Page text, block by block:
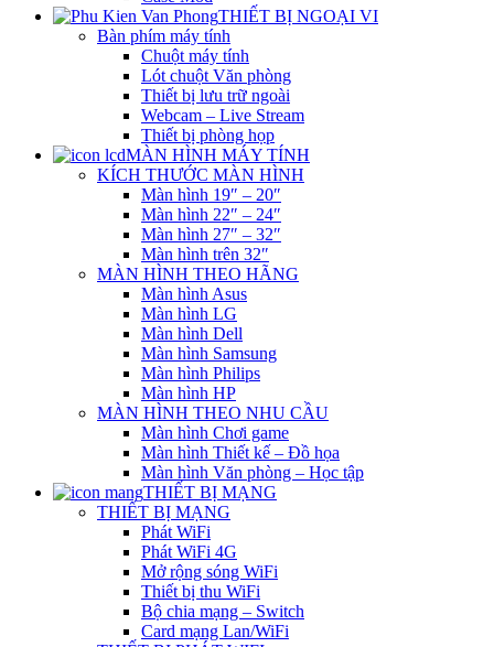
THIẾT BỊ NGOẠI VI
Bàn phím máy tính
Chuột máy tính
Lót chuột Văn phòng
Thiết bị lưu trữ ngoài
Webcam – Live Stream
Thiết bị phòng họp
MÀN HÌNH MÁY TÍNH
KÍCH THƯỚC MÀN HÌNH
Màn hình 19″ – 20″
Màn hình 22″ – 24″
Màn hình 27″ – 32″
Màn hình trên 32″
MÀN HÌNH THEO HÃNG
Màn hình Asus
Màn hình LG
Màn hình Dell
Màn hình Samsung
Màn hình Philips
Màn hình HP
MÀN HÌNH THEO NHU CẦU
Màn hình Chơi game
Màn hình Thiết kế – Đồ họa
Màn hình Văn phòng – Học tập
THIẾT BỊ MẠNG
THIẾT BỊ MẠNG
Phát WiFi
Phát WiFi 4G
Mở rộng sóng WiFi
Thiết bị thu WiFi
Bộ chia mạng – Switch
Card mạng Lan/WiFi